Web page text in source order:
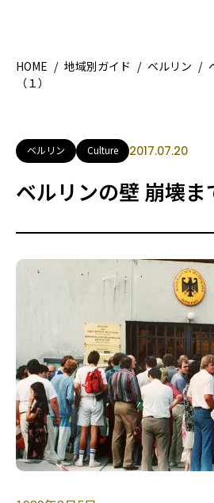
地域別ガイド
観光ガイド
留
著者一覧
HOME / 地域別ガイド / ベルリン /
（１）
ベルリン Culture 2017.07.20
ベルリンの壁 崩壊ま